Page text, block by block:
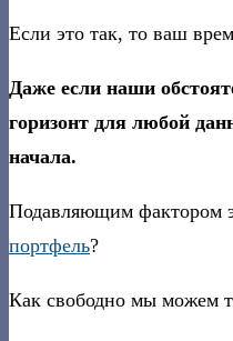
Если это так, то ваш
Даже если наши
горизонт для любой
начала.
Подавляющим фактором
портфель?
Как свободно мы можем